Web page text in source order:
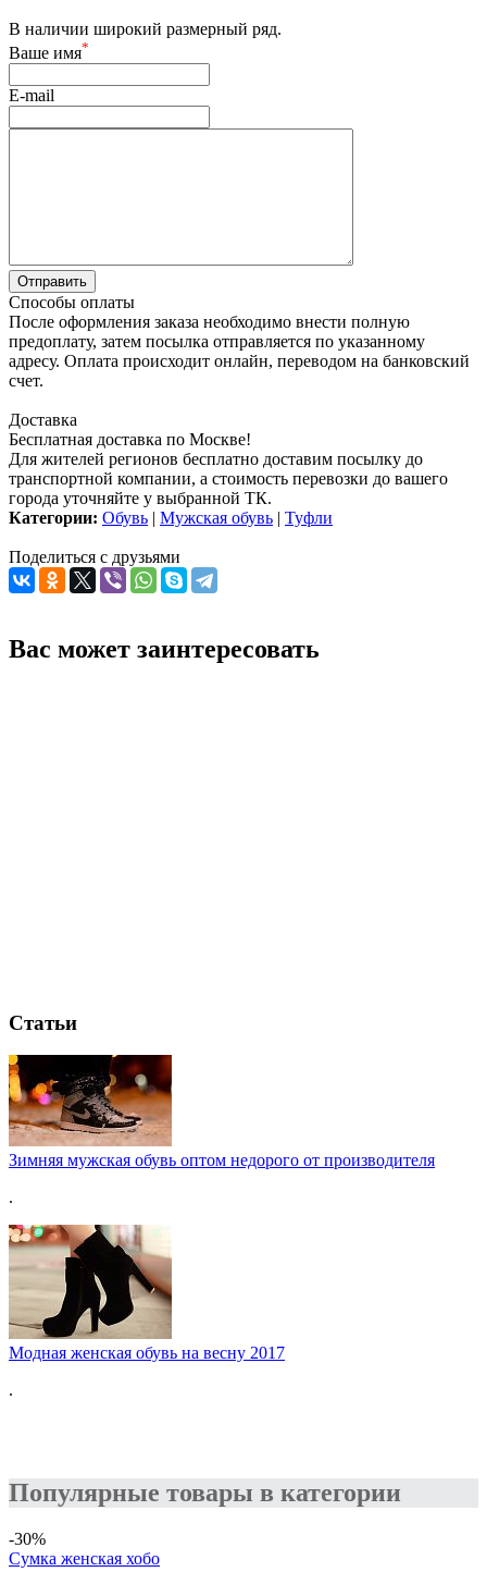
В наличии широкий размерный ряд.
Ваше имя*
E-mail
Способы оплаты
После оформления заказа необходимо внести полную
предоплату, затем посылка отправляется по указанному
адресу. Оплата происходит онлайн, переводом на банковский
счет.
Доставка
Бесплатная доставка по Москве!
Для жителей регионов бесплатно доставим посылку до
транспортной компании, а стоимость перевозки до вашего
города уточняйте у выбранной ТК.
Категории: Обувь | Мужская обувь | Туфли
Поделиться с друзьями
Вас может заинтересовать
Статьи
Зимняя мужская обувь оптом недорого от производителя
.
Модная женская обувь на весну 2017
.
Популярные товары в категории
-30%
Сумка женская хобо